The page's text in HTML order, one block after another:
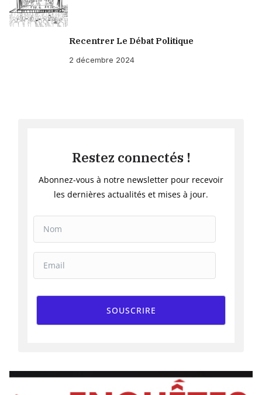
Recentrer Le Débat Politique
2 décembre 2024
Restez connectés !
Abonnez-vous à notre newsletter pour recevoir
les dernières actualités et mises à jour.
SOUSCRIRE